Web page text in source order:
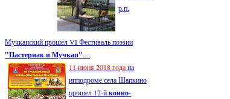
р.п.
Мучкапский прошел VI Фестиваль поэзии
"Пастернак и Мучкап"....
11 июня 2018 годана
ипподроме села Шапкино
прошел 12-йконно-